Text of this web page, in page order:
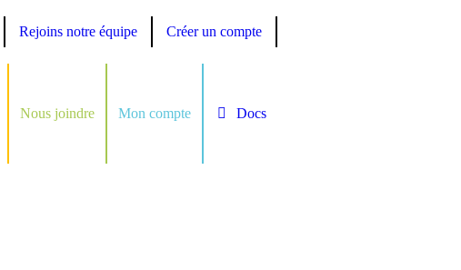
Rejoins notre équipe Créer un compte
Nous joindre Mon compte Docs